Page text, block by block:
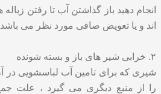
انجام دهید باز گذاشتن آب تا رفتن
اند و یا تعویض صافی مورد نظر می
۲. خرابی شیر های باز و بسته شونده
شیری که برای تامین آب لباسشویی در
را از منبع دیگری می گیرد ، علت